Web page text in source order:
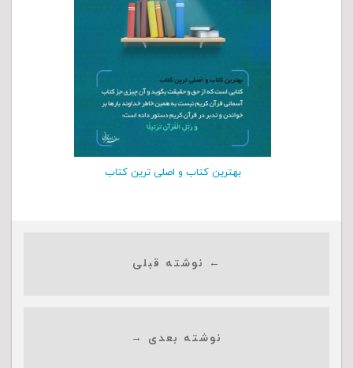
بهترین کتاب و اصلی ترین کتاب
← نوشته قبلی
نوشته بعدی →